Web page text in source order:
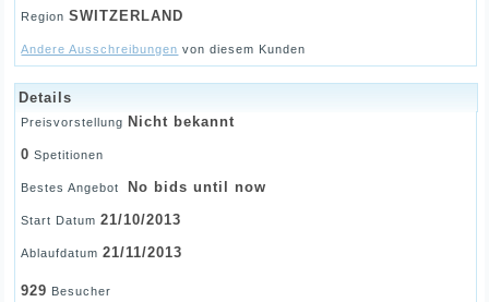
RegionSWITZERLAND
Andere Ausschreibungen von diesem Kunden
Details
Preisvorstellung Nicht bekannt
0 Spetitionen
Bestes Angebot No bids until now
Start Datum21/10/2013
Ablaufdatum21/11/2013
929 Besucher